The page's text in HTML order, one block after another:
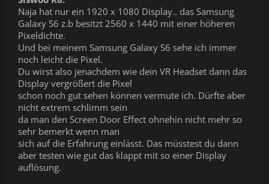
Naja hat nur ein 1920 x 1080 Display.. das Samsung
Galaxy S6 z.b besitzt 2560 x 1440 mit einer höheren
Pixeldichte.
Und bei meinem Samsung Galaxy S6 sehe ich immer
noch leicht die Pixel.
Du wirst also jenachdem wie dein VR Headset dann das
Display vergrößert die Pixel
schon noch gut sehen können vermute ich. Dürfte aber
nicht extrem schlimm sein
da man den Screen Door Effect ohnehin nicht mehr so
sehr bemerkt wenn man
sich auf die Erfahrung einlässt. Das müsstest du dann
aber testen wie gut das klappt mit so einer Display
auflösung.